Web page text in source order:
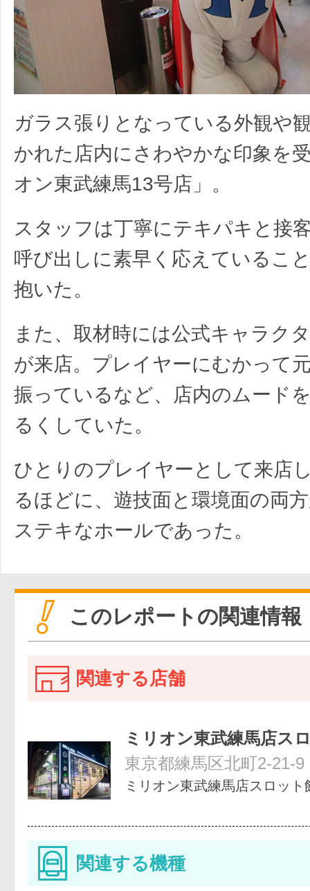
ガラス張りとなっている外観や
かれた店内にさわやかな印象を
オン東武練馬13号店」。
スタッフは丁寧にテキパキと接
呼び出しに素早く応えているこ
抱いた。
また、取材時には公式キャラク
が来店。プレイヤーにむかって
振っているなど、店内のムード
るくしていた。
ひとりのプレイヤーとして来店
るほどに、遊技面と環境面の両
ステキなホールであった。
このレポートの関連情報
関連する店舗
ミリオン東武練馬店ス
東京都練馬区北町2-21-9
ミリオン東武練馬店スロッ
関連する機種